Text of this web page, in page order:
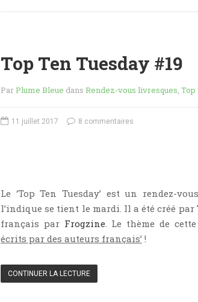
Top Ten Tuesday #19
ParPlume Bleue dans Rendez-vous livresques Top
11 juillet 2017 8 commentaires
Le ‘Top Ten Tuesday’ est un rendez-
l’indique se tient le mardi. Il a été créé par
français par Frogzine. Le thème de
écrits par des auteurs français’ !
CONTINUER LA LECTURE